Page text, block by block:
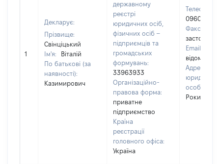
1
Декларує:
Прізвище:
Свінціцький
Ім'я:
Віталій
По батькові (за
наявності):
Казимирович
державному
реєстрі
юридичних осіб,
фізичних осіб –
підприємців та
громадських
формувань:
33963933
Організаційно-
правова форма:
приватне
підприємство
Країна
реєстрації
головного офіса:
Україна
Телефон:
Факс:
Email:
відомо]
Адреса
юридичної
особи:
Рокитно